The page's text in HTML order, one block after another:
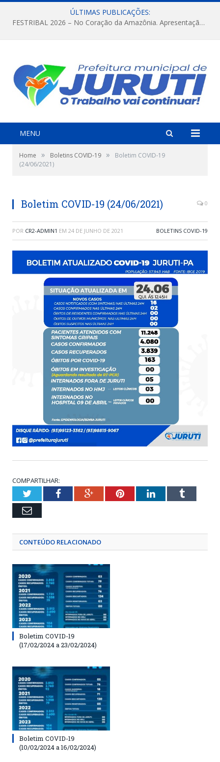
ÚLTIMAS PUBLICAÇÕES:
FESTRIBAL 2026 – No Coração da Amazônia. Apresentação da Munduruku.
MENU
Home » Boletins COVID-19 »
Boletim COVID-19
(24/06/2021)
Boletim COVID-19 (24/06/2021) 0
POR CR2-ADMIN1 EM 24 DE JUNHO DE 2021 BOLETINS COVID-19
COMPARTILHAR:
TwitterFacebookGoogle+PinterestLinkedInTumblr
Email
CONTEÚDO RELACIONADO
Boletim COVID-19
(17/02/2024 a 23/02/2024)
Boletim COVID-19
(10/02/2024 a 16/02/2024)